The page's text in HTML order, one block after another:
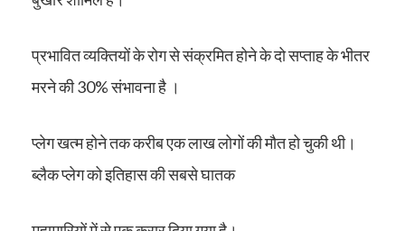
प्रभावित व्यक्तियों के रोग से संक्रमित होने के दो सप्ताह के भीतर
मरने की 30% संभावना है ।
प्लेग खत्म होने तक करीब एक लाख लोगों की मौत हो चुकी थी।
ब्लैक प्लेग को इतिहास की सबसे घातक